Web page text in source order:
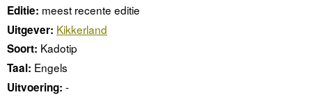
Editie: meest recente editie
Uitgever: Kikkerland
Soort: Kadotip
Taal: Engels
Uitvoering: -